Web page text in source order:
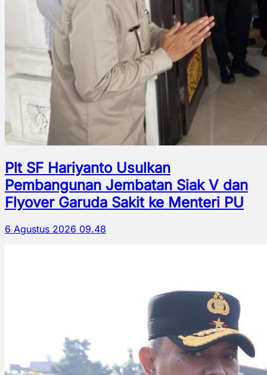
Plt SF Hariyanto Usulkan
Pembangunan Jembatan Siak V dan
Flyover Garuda Sakit ke Menteri PU
6 Agustus 2026 09.48